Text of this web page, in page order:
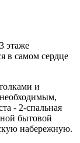
этаже
в самом сердце
и
- 2-спальная
бытовой
набережную.